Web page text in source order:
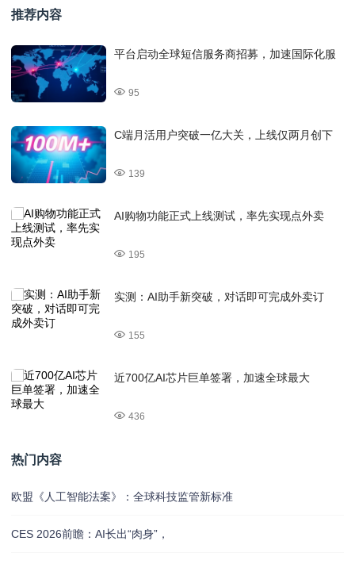
推荐内容
平台启动全球短信服务商招募，加速国际化服
95
C端月活用户突破一亿大关，上线仅两月创下
139
AI购物功能正式上线测试，率先实现点外卖
195
实测：AI助手新突破，对话即可完成外卖订
155
近700亿AI芯片巨单签署，加速全球最大
436
热门内容
欧盟《人工智能法案》：全球科技监管新标准
CES 2026前瞻：AI长出“肉身”，